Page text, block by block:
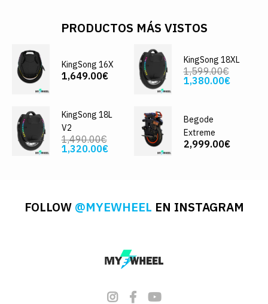
PRODUCTOS MÁS VISTOS
KingSong 16X
1,649.00€
KingSong 18XL
1,599.00€
1,380.00€
KingSong 18L
V2
1,490.00€
1,320.00€
Begode
Extreme
2,999.00€
FOLLOW @MYEWHEEL EN INSTAGRAM